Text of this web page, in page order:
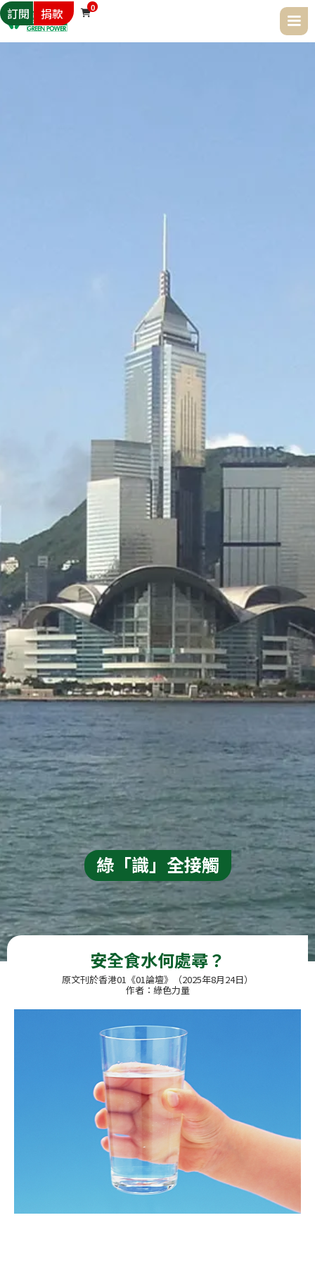
訂閱 捐款 
0
綠「識」全接觸
安全食水何處尋？
原文刊於香港01《01論壇》（2025年8月24日）
作者：綠色力量